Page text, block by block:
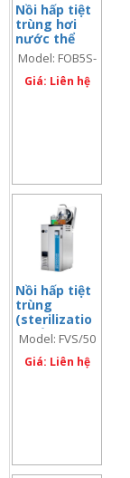
Nồi hấp tiệt
trùng hơi
nước thể
tích lớn 670
lít, Model:
FOB5S-TS
Model: FOB5S-
TS
Giá: Liên hệ
Nồi hấp tiệt
trùng
(sterilizatio
n) cửa trên
50 lít, Model:
FVS/50
Model: FVS/50
Giá: Liên hệ